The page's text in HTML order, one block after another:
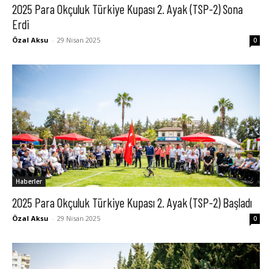
2025 Para Okçuluk Türkiye Kupası 2. Ayak (TSP-2) Sona
Erdi
Özal Aksu - 29 Nisan 2025 0
Haberler
2025 Para Okçuluk Türkiye Kupası 2. Ayak (TSP-2) Başladı
Özal Aksu - 29 Nisan 2025 0